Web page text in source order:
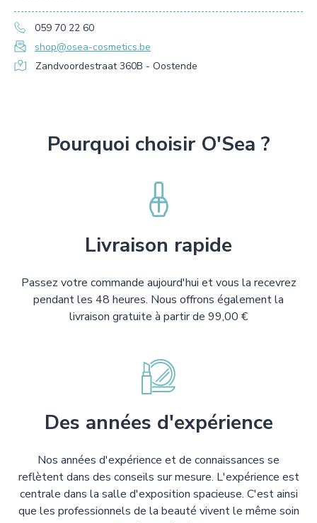
059 70 22 60
shop@osea-cosmetics.be
Zandvoordestraat 360B - Oostende
Pourquoi choisir O'Sea ?
Livraison rapide
Passez votre commande aujourd'hui et vous la recevrez
pendant les 48 heures. Nous offrons également la
livraison gratuite à partir de 99,00 €
Des années d'expérience
Nos années d'expérience et de connaissances se
reflètent dans des conseils sur mesure. L'expérience est
centrale dans la salle d'exposition spacieuse. C'est ainsi
que les professionnels de la beauté vivent le même soin